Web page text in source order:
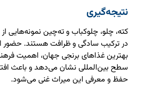
نتیجه‌گیری
کته، چلو، چلوکباب و ته‌چین نمونه‌هایی از
در ترکیب سادگی و ظرافت هستند. حضور
بهترین غذاهای برنجی جهان، اهمیت
سطح بین‌المللی نشان می‌دهد و باعث
حفظ و معرفی این میراث غنی می‌شود.